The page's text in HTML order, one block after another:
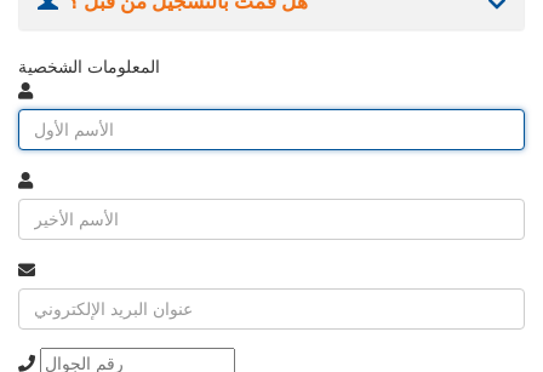
المعلومات الشخصية